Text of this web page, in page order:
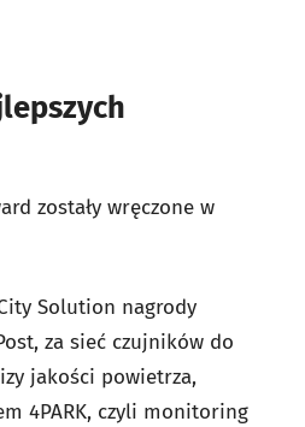
zostały wręczone w
Solution nagrody
za sieć czujników do
jakości powietrza,
4PARK, czyli monitoring